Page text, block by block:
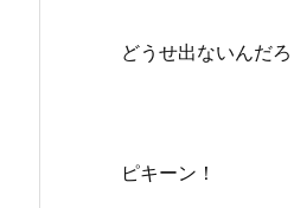
どうせ出ないんだ
ピキーン！